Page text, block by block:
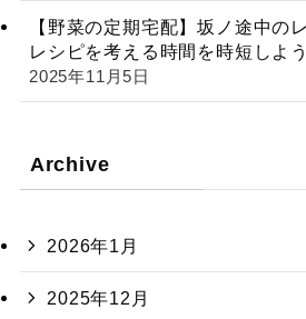
【野菜の定期宅配】坂ノ途中の
レシピを考える時間を時短しよう
2025年11月5日
Archive
2026年1月
2025年12月